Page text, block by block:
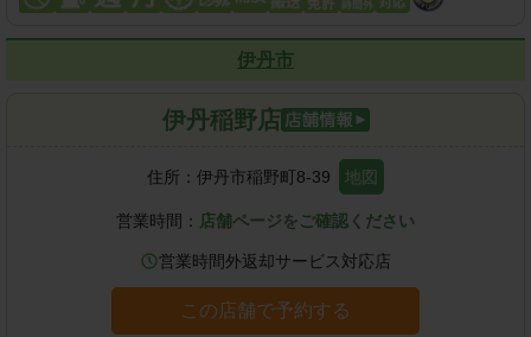
伊丹市
伊丹稲野店
住所： 伊丹市稲野町8-39 地図
営業時間： 店舗ページをご確認ください
営業時間外返却サービス対応店
この店舗で予約する